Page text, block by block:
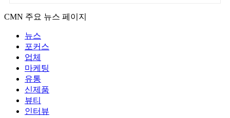
CMN 주요 뉴스 페이지
뉴스
포커스
업체
마케팅
유통
신제품
뷰티
인터뷰